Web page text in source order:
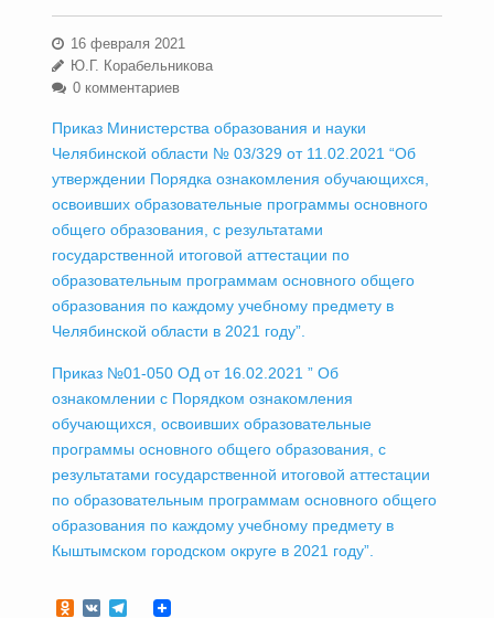
16 февраля 2021
Ю.Г. Корабельникова
0 комментариев
Приказ Министерства образования и науки
Челябинской области № 03/329 от 11.02.2021 “Об
утверждении Порядка ознакомления обучающихся,
освоивших образовательные программы основного
общего образования, с результатами
государственной итоговой аттестации по
образовательным программам основного общего
образования по каждому учебному предмету в
Челябинской области в 2021 году”.
Приказ №01-050 ОД от 16.02.2021 ” Об
ознакомлении с Порядком ознакомления
обучающихся, освоивших образовательные
программы основного общего образования, с
результатами государственной итоговой аттестации
по образовательным программам основного общего
образования по каждому учебному предмету в
Кыштымском городском округе в 2021 году”.
Odnoklassniki
VKTelegram